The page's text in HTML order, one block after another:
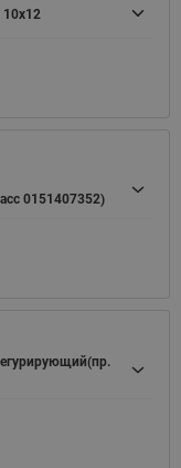
10x12
0151407352)